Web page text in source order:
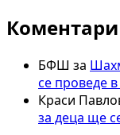
Коментари
БФШ за
се проведе
Краси
за деца ще